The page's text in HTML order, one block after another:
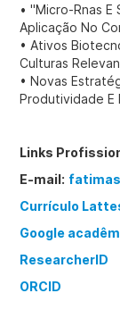
• "Micro-Rnas E
Aplicação No
• Ativos
Culturas
• Novas
Produtividade E
Links
E-mail:
Currículo
Google
ResearcherID
ORCID